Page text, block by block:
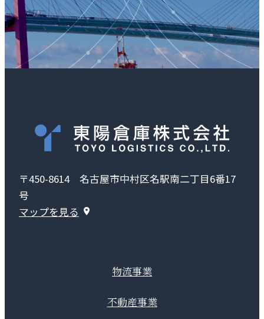
〒450-8614 名古屋市中村区名駅南二丁目6番17
号
マップを見る
物流事業
不動産事業